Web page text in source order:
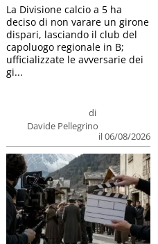
di
Davide Pellegrino
il 06/08/2026
La Divisione calcio a 5 ha
deciso di non varare un girone
dispari, lasciando il club del
capoluogo regionale in B;
ufficializzate le avversarie dei
gi...